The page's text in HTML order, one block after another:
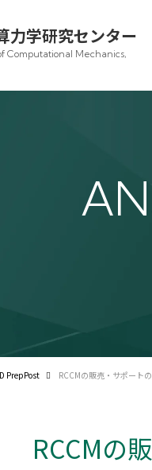
力学研究センター
Computational Mechanics,
PrepPost RCCMの販売・サポート
RCCMの